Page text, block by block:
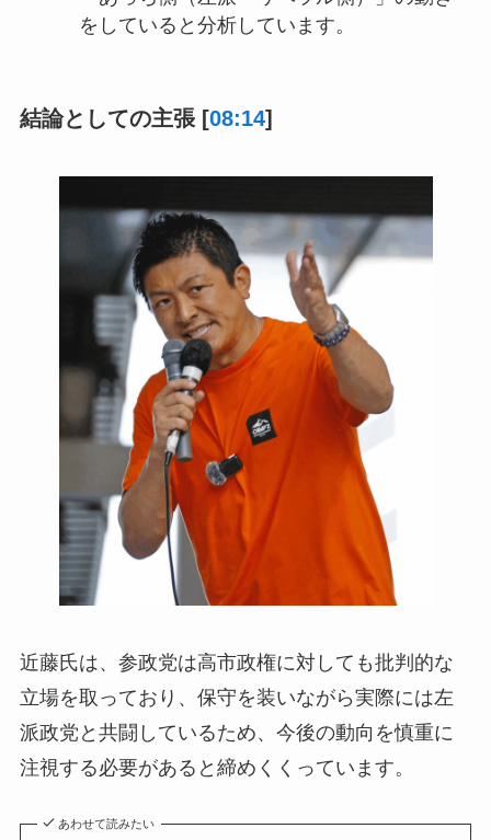
をしていると分析しています。
結論としての主張 [08:14]
近藤氏は、参政党は高市政権に対しても批判的な
立場を取っており、保守を装いながら実際には左
派政党と共闘しているため、今後の動向を慎重に
注視する必要があると締めくくっています。
あわせて読みたい